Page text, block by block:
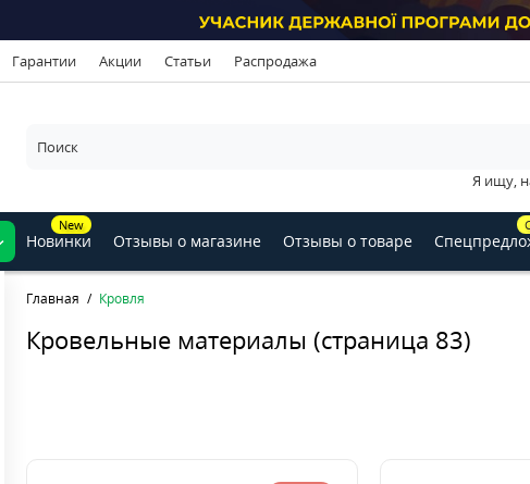
Гарантии Акции Статьи Распродажа
Я ищу,
Главная Кровля
Кровельные материалы (страница 83)
New
Новинки Отзывы о магазине Отзывы о товаре